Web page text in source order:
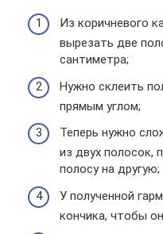
Из коричневого
вырезать две
сантиметра;
Нужно склеить
прямым углом;
Теперь нужно
из двух полосок,
полосу на другую;
У полученной
кончика, чтобы